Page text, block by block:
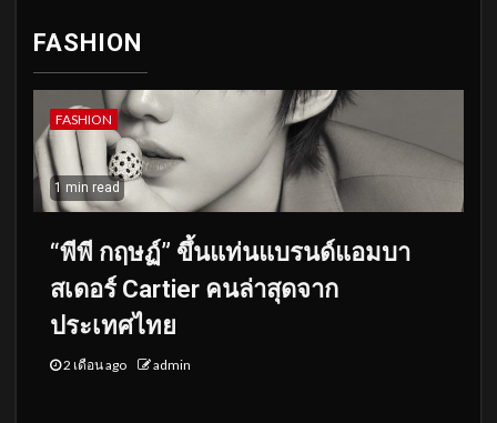
FASHION
FASHION
1 min read
“พีพี กฤษฏ์” ขึ้นแท่นแบรนด์แอมบา
สเดอร์ Cartier คนล่าสุดจาก
ประเทศไทย
2 เดือน ago admin